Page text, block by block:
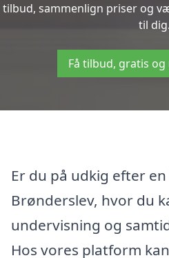
tilbud, sammenlign priser og
til dig.
Få tilbud, gratis
Er du på udkig efter
Brønderslev, hvor du
undervisning og
Hos vores platform